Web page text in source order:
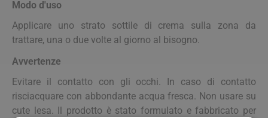
Modo d'uso
Applicare uno strato sottile di crema sulla zona da
trattare, una o due volte al giorno al bisogno.
Avvertenze
Evitare il contatto con gli occhi. In caso di contatto
risciacquare con abbondante acqua fresca. Non usare su
cute lesa. Il prodotto è stato formulato e fabbricato per